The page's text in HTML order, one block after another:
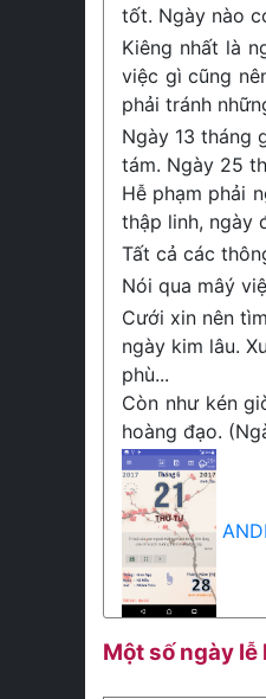
tốt. Ngày nào
Kiêng nhất là
việc gì cũng
phải tránh
Ngày 13 tháng
tám. Ngày 25
Hễ phạm phải
thập linh, ngày
Tất cả các
Nói qua mâý
Cưới xin nên
ngày kim lâu.
phù...
Còn như kén
hoàng đạo.
Một số ngày